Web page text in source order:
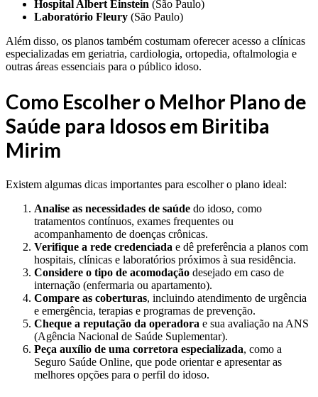
Hospital Albert Einstein (São Paulo)
Laboratório Fleury (São Paulo)
Além disso, os planos também costumam oferecer acesso a clínicas
especializadas em geriatria, cardiologia, ortopedia, oftalmologia e
outras áreas essenciais para o público idoso.
Como Escolher o Melhor Plano de
Saúde para Idosos em Biritiba
Mirim
Existem algumas dicas importantes para escolher o plano ideal:
Analise as necessidades de saúde do idoso, como
tratamentos contínuos, exames frequentes ou
acompanhamento de doenças crônicas.
Verifique a rede credenciada e dê preferência a planos com
hospitais, clínicas e laboratórios próximos à sua residência.
Considere o tipo de acomodação desejado em caso de
internação (enfermaria ou apartamento).
Compare as coberturas, incluindo atendimento de urgência
e emergência, terapias e programas de prevenção.
Cheque a reputação da operadora e sua avaliação na ANS
(Agência Nacional de Saúde Suplementar).
Peça auxílio de uma corretora especializada, como a
Seguro Saúde Online, que pode orientar e apresentar as
melhores opções para o perfil do idoso.